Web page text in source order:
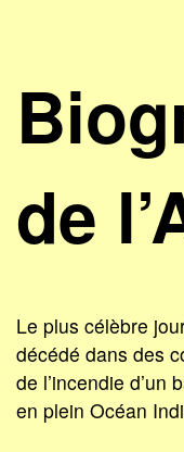
de
Le plus célèbre
décédé dans des
de l’incendie d’un
en plein Océan